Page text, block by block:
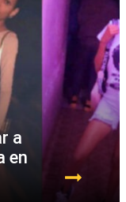
a
en